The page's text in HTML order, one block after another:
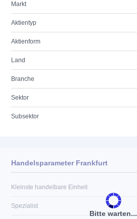
Markt
Aktientyp
Aktienform
Land
Branche
Sektor
Subsektor
Bitte warten...
Handelsparameter Frankfurt
Kleinste handelbare Einheit
Spezialist